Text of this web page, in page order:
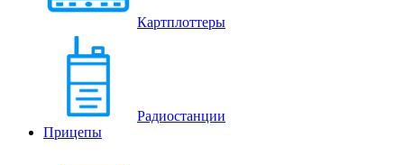
Картплоттеры
Радиостанции
Прицепы